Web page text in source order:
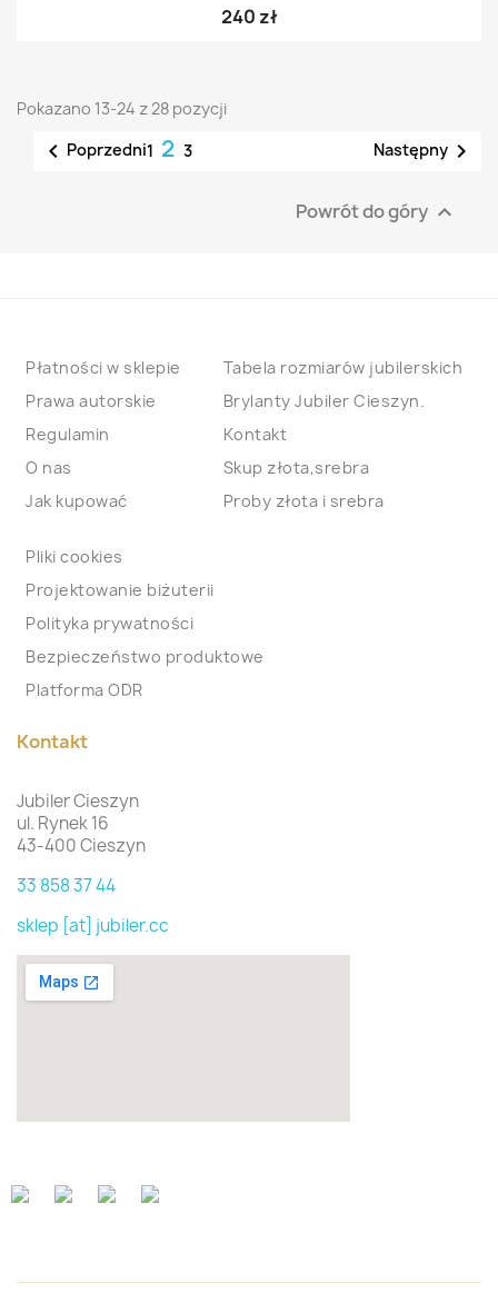
240 zł
Pokazano 13-24 z 28 pozycji
 Poprzedni1 2 3 Następny 
Powrót do góry 
Płatności w sklepie
Prawa autorskie
Regulamin
O nas
Jak kupować
Tabela rozmiarów jubilerskich
Brylanty Jubiler Cieszyn.
Kontakt
Skup złota,srebra
Proby złota i srebra
Pliki cookies
Projektowanie biżuterii
Polityka prywatności
Bezpieczeństwo produktowe
Platforma ODR
Kontakt
Jubiler Cieszyn
ul. Rynek 16
43-400 Cieszyn
33 858 37 44
sklep [at] jubiler.cc